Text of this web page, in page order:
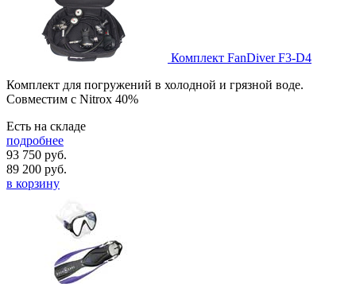
Комплект FanDiver F3-D4
Комплект для погружений в холодной и грязной воде.
Совместим с Nitrox 40%
Есть на складе
подробнее
93 750 руб.
89 200 руб.
в корзину